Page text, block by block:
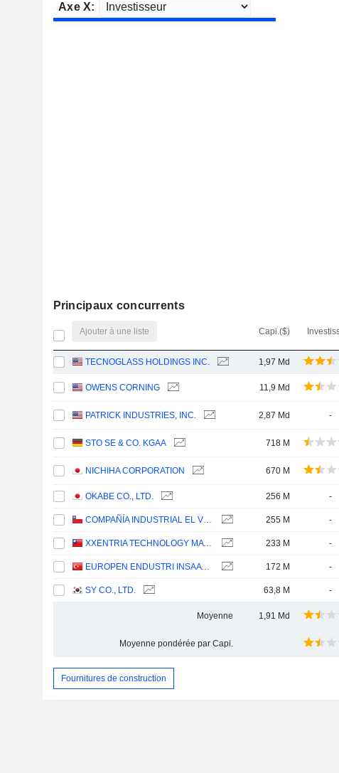
Axe X:
Principaux concurrents
Ajouter à une liste Capi.($)
TECNOGLASS HOLDINGS INC. 1,97 Md
OWENS CORNING 11,9 Md
PATRICK INDUSTRIES, INC. 2,87 Md -
STO SE & CO. KGAA 718 M
NICHIHA CORPORATION 670 M
OKABE CO., LTD. 256 M -
COMPAÑÍA INDUSTRIAL EL VOLCÁN S.A. 255 M -
XXENTRIA TECHNOLOGY MATERIALS CO., LTD. 233 M -
EUROPEN ENDUSTRI INSAAT SANAYI VE TICARET 172 M -
SY CO., LTD. 63,8 M -
Moyenne 1,91 Md
Moyenne pondérée par Capi.
Fournitures de construction